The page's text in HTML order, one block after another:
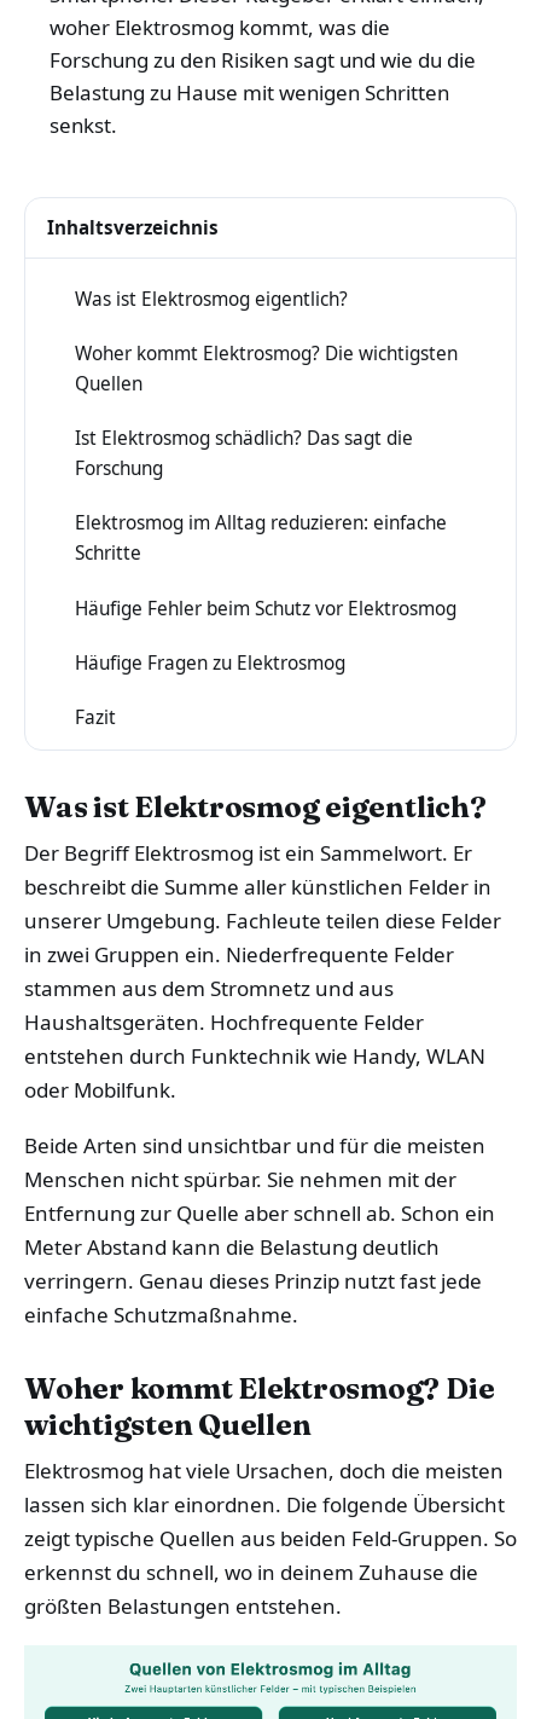
woher Elektrosmog kommt, was die
Forschung zu den Risiken sagt und wie du die
Belastung zu Hause mit wenigen Schritten
senkst.
Inhaltsverzeichnis
Was ist Elektrosmog eigentlich?
Woher kommt Elektrosmog? Die wichtigsten
Quellen
Ist Elektrosmog schädlich? Das sagt die
Forschung
Elektrosmog im Alltag reduzieren: einfache
Schritte
Häufige Fehler beim Schutz vor Elektrosmog
Häufige Fragen zu Elektrosmog
Fazit
Was ist Elektrosmog eigentlich?
Der Begriff Elektrosmog ist ein Sammelwort. Er
beschreibt die Summe aller künstlichen Felder in
unserer Umgebung. Fachleute teilen diese Felder
in zwei Gruppen ein. Niederfrequente Felder
stammen aus dem Stromnetz und aus
Haushaltsgeräten. Hochfrequente Felder
entstehen durch Funktechnik wie Handy, WLAN
oder Mobilfunk.
Beide Arten sind unsichtbar und für die meisten
Menschen nicht spürbar. Sie nehmen mit der
Entfernung zur Quelle aber schnell ab. Schon ein
Meter Abstand kann die Belastung deutlich
verringern. Genau dieses Prinzip nutzt fast jede
einfache Schutzmaßnahme.
Woher kommt Elektrosmog? Die
wichtigsten Quellen
Elektrosmog hat viele Ursachen, doch die meisten
lassen sich klar einordnen. Die folgende Übersicht
zeigt typische Quellen aus beiden Feld-Gruppen. So
erkennst du schnell, wo in deinem Zuhause die
größten Belastungen entstehen.